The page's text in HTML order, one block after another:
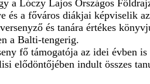
a Lóczy Lajos Országos
és a főváros diákjai képviselik
és tanára értékes
a Balti-tengerig.
fő támogatója az idei évben
elődöntőjében indult összes